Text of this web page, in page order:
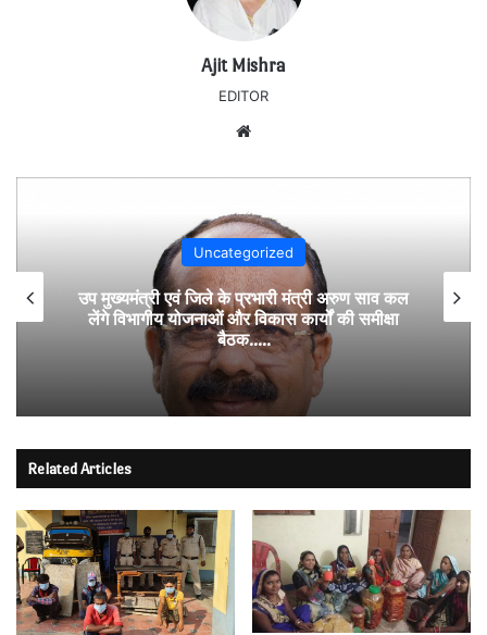
Ajit Mishra
EDITOR
Uncategorized
उप मुख्यमंत्री एवं जिले के प्रभारी मंत्री अरुण साव कल
लेंगे विभागीय योजनाओं और विकास कार्यों की समीक्षा
बैठक…..
Related Articles